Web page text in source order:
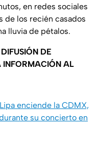
en redes sociales
de los recién casados
lluvia de pétalos.
DE
INFORMACIÓN AL
enciende la CDMX,
su concierto en